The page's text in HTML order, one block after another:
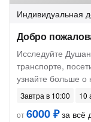
Индивидуальная
Добро
Исследуйте
транспорте,
узнайте больше о
Завтра в 10:00
10
от6000 ₽за всё